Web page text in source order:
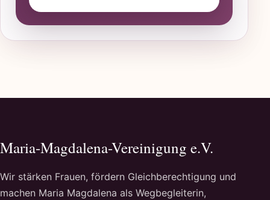
Maria-Magdalena-Vereinigung e.V.
Wir stärken Frauen, fördern Gleichberechtigung und
machen Maria Magdalena als Wegbegleiterin,